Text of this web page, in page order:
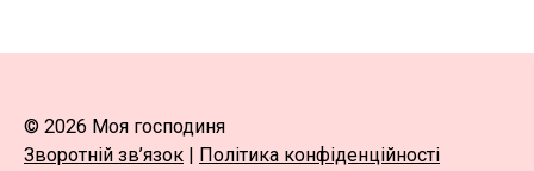
© 2026 Моя господиня
Зворотній зв’язок
Політика конфіденційності